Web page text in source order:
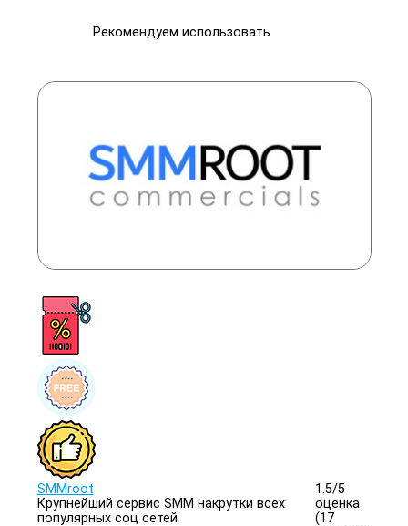
Рекомендуем использовать
SMMroot
Крупнейший сервис SMM накрутки всех
популярных соц сетей
1.5/5
оценка
(17